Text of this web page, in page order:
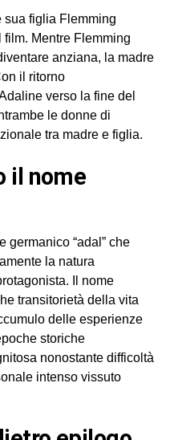
sua figlia Flemming
Mentre Flemming
anziana, la madre
il ritorno
verso la fine del
le donne di
tra madre e figlia.
germanico “adal” che
la natura
Il nome
transitorietà della vita
delle esperienze
storiche
nonostante difficoltà
intenso vissuto